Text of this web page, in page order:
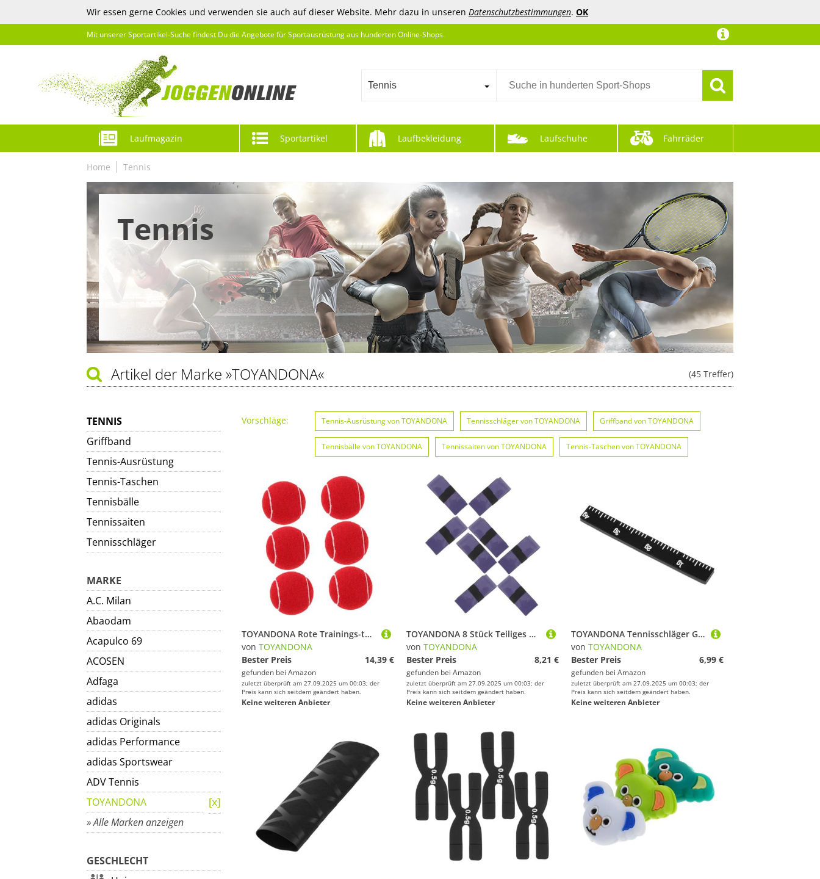
Wir essen gerne Cookies und verwenden sie auch auf dieser Website. Mehr dazu in unseren Datenschutzbestimmungen. OK
Mit unserer Sportartikel-Suche findest Du die Angebote für Sportausrüstung aus hunderten Online-Shops.
Tennis
Laufmagazin Sportartikel Laufbekleidung Laufschuhe Fahrräder
Home Tennis
Tennis
(45 Treffer)
Artikel der Marke »TOYANDONA«
TENNIS
Griffband
Tennis-Ausrüstung
Tennis-Taschen
Tennisbälle
Tennissaiten
Tennisschläger
MARKE
A.C. Milan
Abaodam
Acapulco 69
ACOSEN
Adfaga
adidas
adidas Originals
adidas Performance
adidas Sportswear
ADV Tennis
TOYANDONA
» Alle Marken anzeigen
GESCHLECHT
Vorschläge: Tennis-Ausrüstung von TOYANDONA Tennisschläger von TOYANDONA Griffband von TOYANDONA
Tennisbälle von TOYANDONA Tennissaiten von TOYANDONA Tennis-Taschen von TOYANDONA
TOYANDONA Rote Trainings-tennisbälle für Mädchen Elastische Langlebige Anfänger-übungsbälle Weiche Farbenfrohe Gummi-tennisbälle für Jugend-Training Rasen Hartplatz und Sandplatz
von TOYANDONA
Bester Preis
14,39 €
gefunden bei Amazon
zuletzt überprüft am 27.09.2025 um 00:03; der
Preis kann sich seitdem geändert haben.
Keine weiteren Anbieter
TOYANDONA 8 Stück Teiliges Griffband Schläger rutschfest Schweißabsorbierend Langlebig Geeignet für Tennis- Badminton Angelruten Einfach zu Montieren
von TOYANDONA
Bester Preis
8,21 €
gefunden bei Amazon
zuletzt überprüft am 27.09.2025 um 00:03; der
Preis kann sich seitdem geändert haben.
Keine weiteren Anbieter
TOYANDONA Tennisschläger Gewichtsausgleichsband Silikon Selbstklebend Verstellbar für Individuelle Balance Anfänger Geeignet
von TOYANDONA
Bester Preis
6,99 €
gefunden bei Amazon
zuletzt überprüft am 27.09.2025 um 00:03; der
Preis kann sich seitdem geändert haben.
Keine weiteren Anbieter